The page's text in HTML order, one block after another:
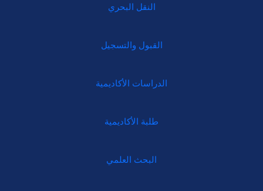
النقل البحري
القبول والتسجيل
الدراسات الأكاديمية
طلبة الأكاديمية
البحث العلمي